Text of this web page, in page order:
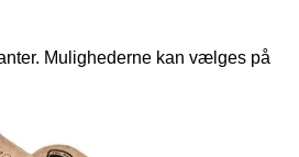
Mulighederne kan vælges på